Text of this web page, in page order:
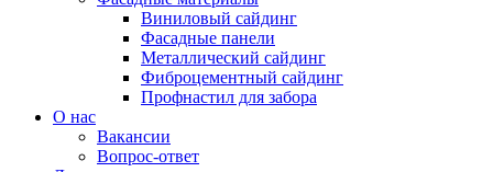
Виниловый сайдинг
Фасадные панели
Металлический сайдинг
Фиброцементный сайдинг
Профнастил для забора
О нас
Вакансии
Вопрос-ответ